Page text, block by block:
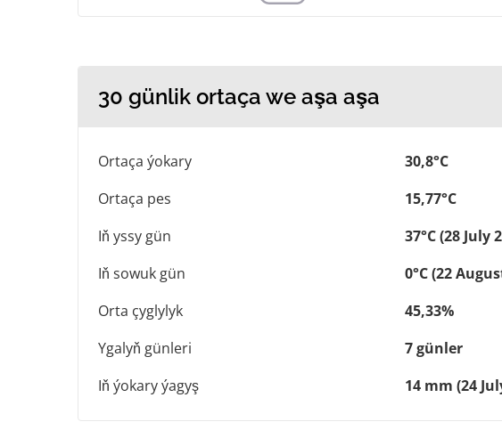
30 günlik ortaça we aşa aşa
Ortaça ýokary
30,8°C
Ortaça pes
15,77°C
Iň yssy gün
37°C (28 July
Iň sowuk gün
0°C (22
Orta çyglylyk
45,33%
Ygalyň günleri
7 günler
Iň ýokary ýagyş
14 mm (24